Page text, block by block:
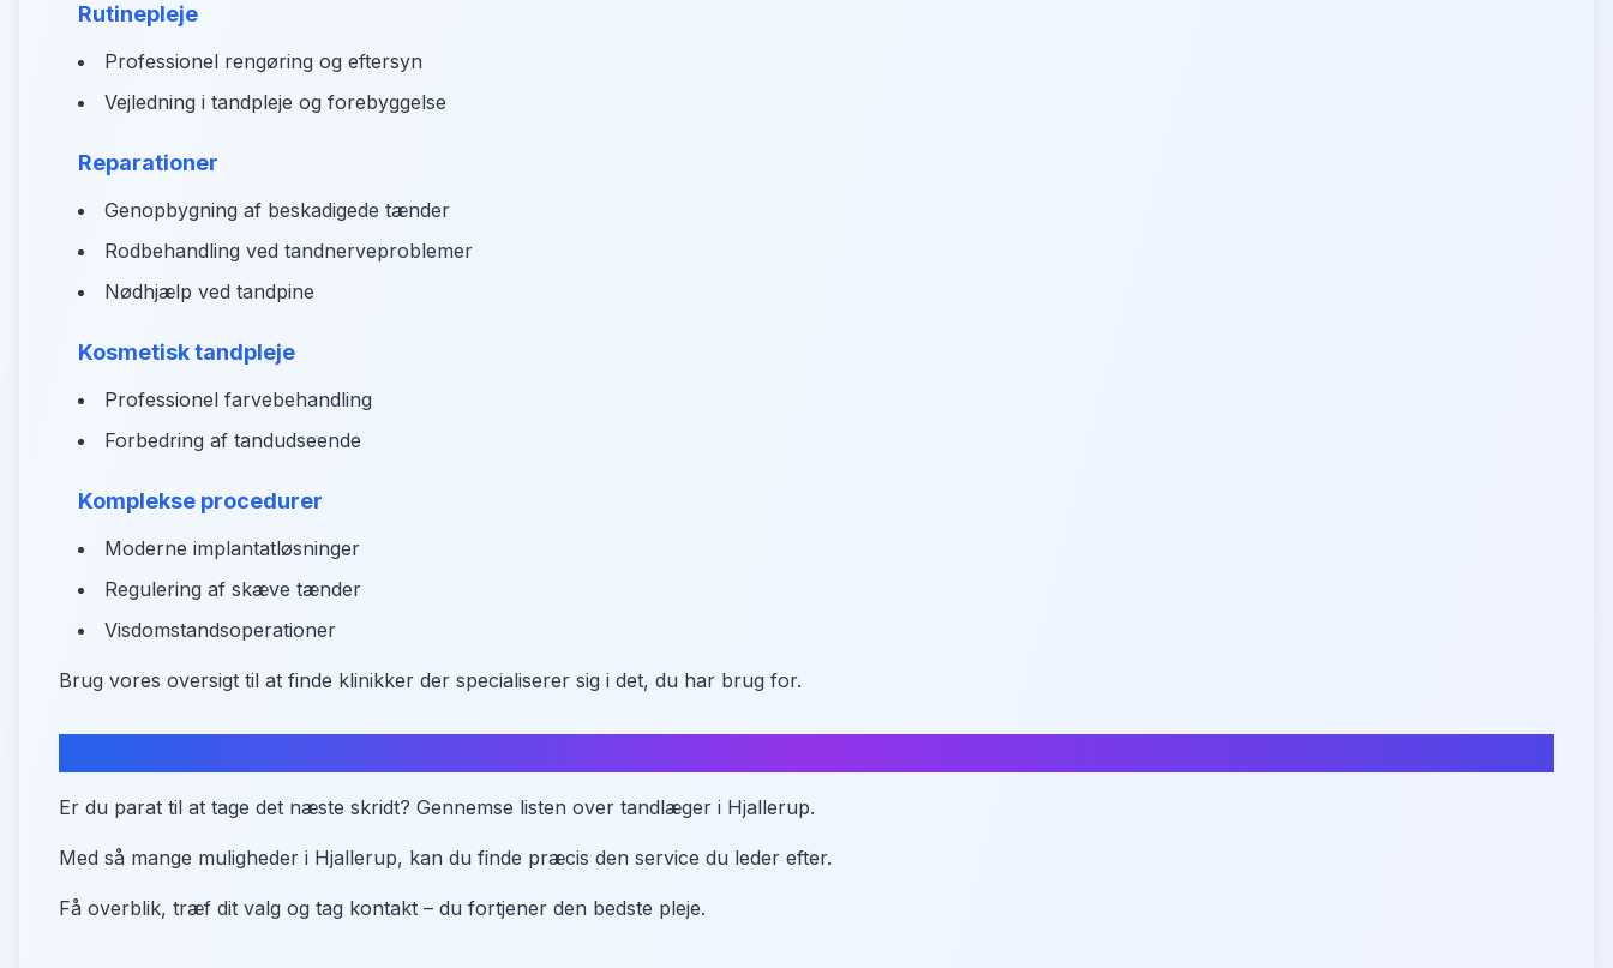
Rutinepleje
Professionel rengøring og eftersyn
Vejledning i tandpleje og forebyggelse
Reparationer
Genopbygning af beskadigede tænder
Rodbehandling ved tandnerveproblemer
Nødhjælp ved tandpine
Kosmetisk tandpleje
Professionel farvebehandling
Forbedring af tandudseende
Komplekse procedurer
Moderne implantatløsninger
Regulering af skæve tænder
Visdomstandsoperationer
Brug vores oversigt til at finde klinikker der specialiserer sig i det, du har brug for.
Er du parat til at tage det næste skridt? Gennemse listen over tandlæger i Hjallerup.
Med så mange muligheder i Hjallerup, kan du finde præcis den service du leder efter.
Få overblik, træf dit valg og tag kontakt – du fortjener den bedste pleje.